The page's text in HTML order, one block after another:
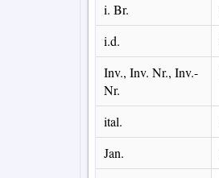
i. Br.
i.d.
Inv., Inv. Nr., Inv.-
Nr.
ital.
Jan.